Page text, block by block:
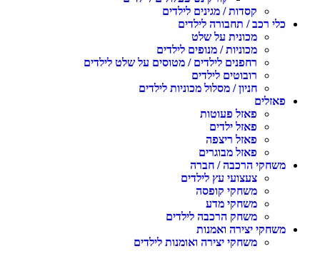
קסדות / מגינים לילדים
כלי רכב / תחבורה לילדים
מכונית על שלט
מכוניות / מנופים לילדים
רחפנים לילדים / מטוסים על שלט לילדים
רובוטים לילדים
חניון / מסלול מכוניות לילדים
פאזלים
פאזל פעוטות
פאזל ילדים
פאזל ריצפה
פאזל מבוגרים
משחקי הרכבה / חברה
צעצועי עץ לילדים
משחקי קופסה
משחקי מדע
משחק הרכבה לילדים
משחקי יצירה ואמנות
משחקי יצירה ואומנות לילדים